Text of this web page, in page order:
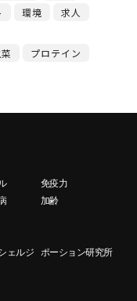
環境
求人
プロテイン
免疫力
加齢
ェルジ
ポーション研究所